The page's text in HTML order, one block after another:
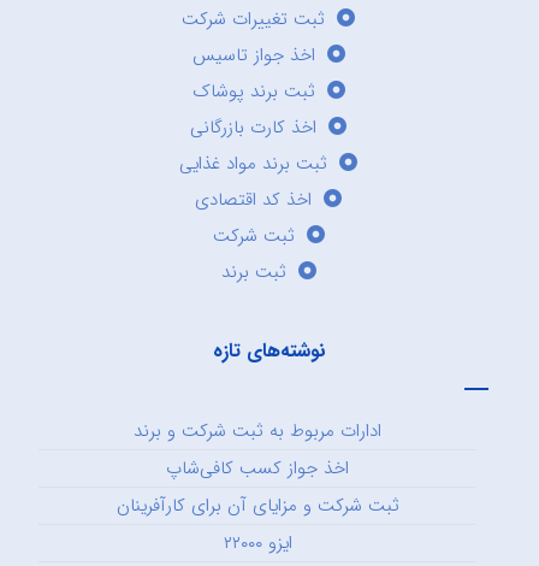
ثبت تغییرات شرکت
اخذ جواز تاسیس
ثبت برند پوشاک
اخذ کارت بازرگانی
ثبت برند مواد غذایی
اخذ کد اقتصادی
ثبت شرکت
ثبت برند
نوشته‌های تازه
ادارات مربوط به ثبت شرکت و برند
اخذ جواز کسب کافی‌شاپ
ثبت شرکت و مزایای آن برای کارآفرینان
ایزو ۲۲۰۰۰